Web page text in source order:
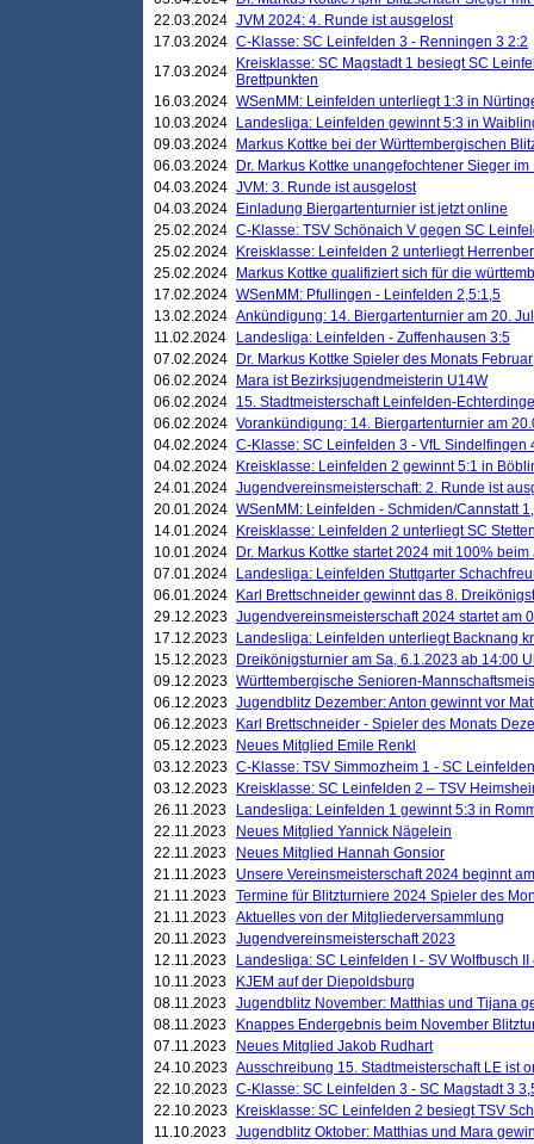
22.03.2024 JVM 2024: 4. Runde ist ausgelost
17.03.2024 C-Klasse: SC Leinfelden 3 - Renningen 3 2:2
17.03.2024
Kreisklasse: SC Magstadt 1 besiegt SC
Brettpunkten
16.03.2024 WSenMM: Leinfelden unterliegt 1:3 in
10.03.2024
Landesliga: Leinfelden gewinnt 5:3 in
09.03.2024
Markus Kottke bei der Württembergischen
06.03.2024
Dr. Markus Kottke unangefochtener Sieger
04.03.2024 JVM: 3. Runde ist ausgelost
04.03.2024
Einladung Biergartenturnier ist jetzt online
25.02.2024 C-Klasse: TSV Schönaich V gegen SC
25.02.2024
Kreisklasse: Leinfelden 2 unterliegt
25.02.2024
Markus Kottke qualifiziert sich für die
17.02.2024 WSenMM: Pfullingen - Leinfelden 2,5:1,5
13.02.2024 Ankündigung: 14. Biergartenturnier am 20.
11.02.2024
Landesliga: Leinfelden - Zuffenhausen 3:5
07.02.2024
Dr. Markus Kottke Spieler des Monats Februar
06.02.2024
Mara ist Bezirksjugendmeisterin U14W
06.02.2024 15. Stadtmeisterschaft Leinfelden-
06.02.2024 Vorankündigung: 14. Biergartenturnier am
04.02.2024 C-Klasse: SC Leinfelden 3 - VfL Sindelfingen
04.02.2024
Kreisklasse: Leinfelden 2 gewinnt 5:1 in
24.01.2024 Jugendvereinsmeisterschaft: 2. Runde ist
20.01.2024 WSenMM: Leinfelden - Schmiden/Cannstatt
14.01.2024
Kreisklasse: Leinfelden 2 unterliegt SC
10.01.2024
Dr. Markus Kottke startet 2024 mit 100%
07.01.2024
Landesliga: Leinfelden Stuttgarter
06.01.2024
Karl Brettschneider gewinnt das 8.
29.12.2023 Jugendvereinsmeisterschaft 2024 startet am
17.12.2023
Landesliga: Leinfelden unterliegt Backnang
15.12.2023
Dreikönigsturnier am Sa, 6.1.2023 ab 14:00
09.12.2023 Württembergische Senioren-
06.12.2023 Jugendblitz Dezember: Anton gewinnt vor
06.12.2023
Karl Brettschneider - Spieler des Monats
05.12.2023
Neues Mitglied Emile Renkl
03.12.2023 C-Klasse: TSV Simmozheim 1 - SC
03.12.2023
Kreisklasse: SC Leinfelden 2 – TSV
26.11.2023
Landesliga: Leinfelden 1 gewinnt 5:3 in
22.11.2023
Neues Mitglied Yannick Nägelein
22.11.2023
Neues Mitglied Hannah Gonsior
21.11.2023
Unsere Vereinsmeisterschaft 2024 beginnt
21.11.2023 Termine für Blitzturniere 2024 Spieler des
21.11.2023 Aktuelles von der Mitgliederversammlung
20.11.2023 Jugendvereinsmeisterschaft 2023
12.11.2023
Landesliga: SC Leinfelden I - SV Wolfbusch II
10.11.2023
KJEM auf der Diepoldsburg
08.11.2023 Jugendblitz November: Matthias und Tijana
08.11.2023
Knappes Endergebnis beim November
07.11.2023
Neues Mitglied Jakob Rudhart
24.10.2023 Ausschreibung 15. Stadtmeisterschaft LE ist
22.10.2023 C-Klasse: SC Leinfelden 3 - SC Magstadt 3
22.10.2023
Kreisklasse: SC Leinfelden 2 besiegt TSV
11.10.2023 Jugendblitz Oktober: Matthias und Mara